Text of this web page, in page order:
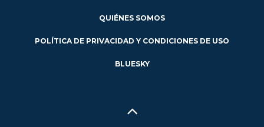
QUIÉNES SOMOS
POLÍTICA DE PRIVACIDAD Y CONDICIONES DE USO
BLUESKY